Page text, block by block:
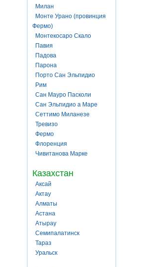
Милан
Монте Урано (провинция
Фермо)
Монтекосаро Скало
Павия
Падова
Парона
Порто Сан Эльпидио
Рим
Сан Мауро Пасколи
Сан Эльпидио а Маре
Сеттимо Миланезе
Тревизо
Фермо
Флоренция
Чивитанова Марке
Казахстан
Аксай
Актау
Алматы
Астана
Атырау
Семипалатинск
Тараз
Уральск